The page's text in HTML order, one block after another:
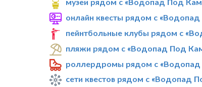
онлайн квесты рядом с
пейнтбольные клубы рядом с
пляжи рядом с «Водопад Под
роллердромы рядом с
сети квестов рядом с «Водопад